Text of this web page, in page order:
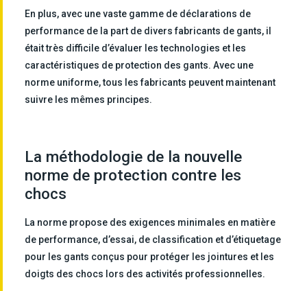
En plus, avec une vaste gamme de déclarations de
performance de la part de divers fabricants de gants, il
était très difficile d’évaluer les technologies et les
caractéristiques de protection des gants. Avec une
norme uniforme, tous les fabricants peuvent maintenant
suivre les mêmes principes.
La méthodologie de la nouvelle
norme de protection contre les
chocs
La norme propose des exigences minimales en matière
de performance, d’essai, de classification et d’étiquetage
pour les gants conçus pour protéger les jointures et les
doigts des chocs lors des activités professionnelles.